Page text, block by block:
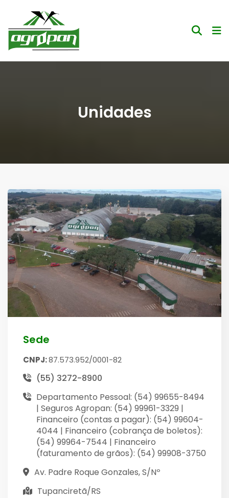
Unidades
Sede
CNPJ:87.573.952/0001-82
(55) 3272-8900
Departamento Pessoal: (54) 99655-8494
| Seguros Agropan: (54) 99961-3329 |
Financeiro (contas a pagar): (54) 99604-
4044 | Financeiro (cobrança de boletos):
(54) 99964-7544 | Financeiro
(faturamento de grãos): (54) 99908-3750
Av. Padre Roque Gonzales, S/Nº
Tupanciretã/RS